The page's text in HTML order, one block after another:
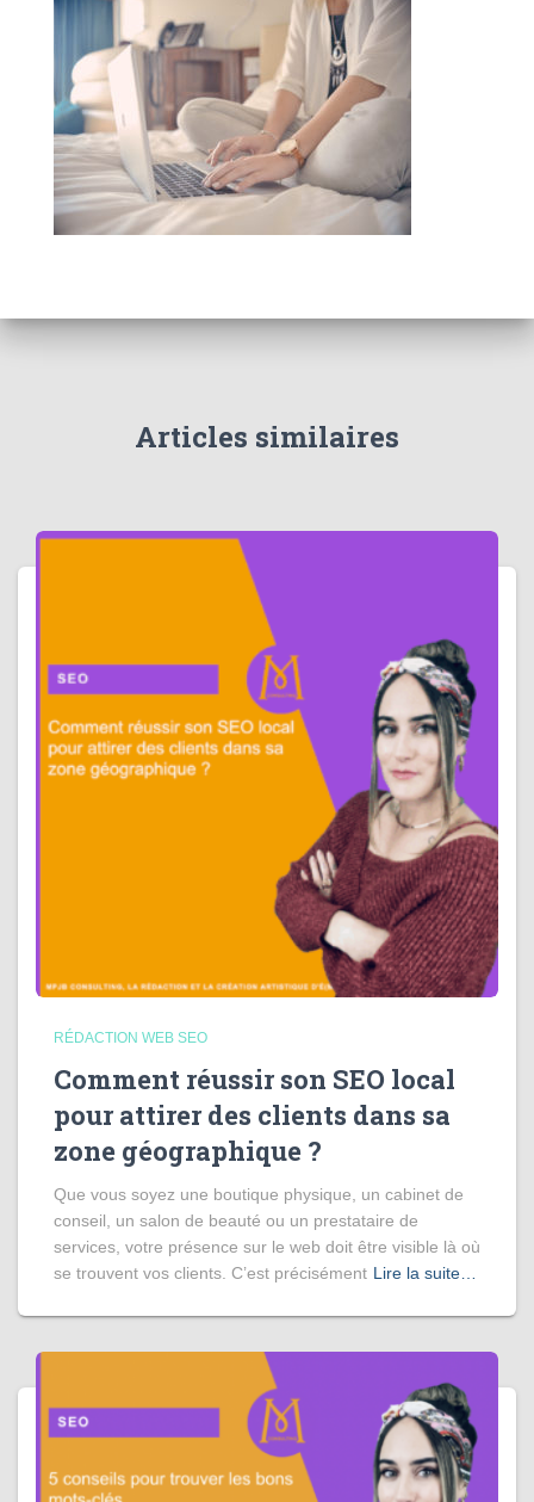
Articles similaires
RÉDACTION WEB SEO
Comment réussir son SEO local
pour attirer des clients dans sa
zone géographique ?
Que vous soyez une boutique physique, un cabinet de
conseil, un salon de beauté ou un prestataire de
services, votre présence sur le web doit être visible là où
se trouvent vos clients. C’est précisément Lire la suite…